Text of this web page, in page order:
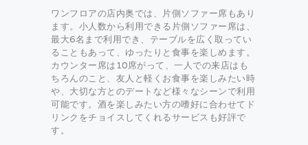
ワンフロアの店内奥では、片側ソファー席もあり
ます。小人数から利用できる片側ソファー席は、
最大6名まで利用でき、テーブルを広く取ってい
ることもあって、ゆったりと食事を楽しめます。
カウンター席は10席がって、一人での来店はも
ちろんのこと、友人と軽くお食事を楽しみたい時
や、大切な方とのデートなど様々なシーンで利用
可能です。酒を楽しみたい方の嗜好に合わせてド
リンクをチョイスしてくれるサービスも好評で
す。